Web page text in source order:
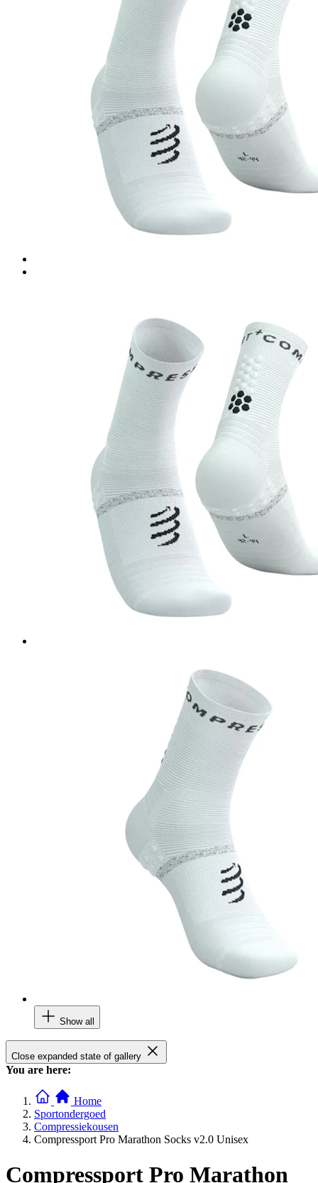
Show all
Close expanded state of gallery
You are here:
Home
Sportondergoed
Compressiekousen
Compressport Pro Marathon Socks v2.0 Unisex
Compressport Pro Marathon